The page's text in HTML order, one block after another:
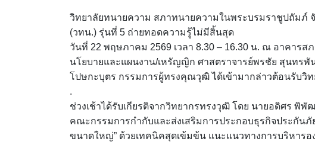
วิทยาลัยทนายความ สภาทนายความในพระบรมราชูปถัมภ์
(วทน.) รุ่นที่ 5 ถ่ายทอดความรู้ไม่มีสิ้นสุด
วันที่ 22 พฤษภาคม 2569 เวลา 8.30 – 16.30 น. ณ อาคาร
นโยบายและแผนงาน/เหรัญญิก ศาสตราจารย์พรชัย สุนทร
โปษกะบุตร กรรมการผู้ทรงคุณวุฒิ ได้เข้ามากล่าวต้อนรับวิท
.
ช่วงเช้าได้รับเกียรติจากวิทยากรทรงวุฒิ โดย นายอดิศร พิ
คณะกรรมการกำกับและส่งเสริมการประกอบธุรกิจประกันภั
ขนาดใหญ่” ด้วยเทคนิคสุดเข้มข้น แนะแนวทางการบริหาร